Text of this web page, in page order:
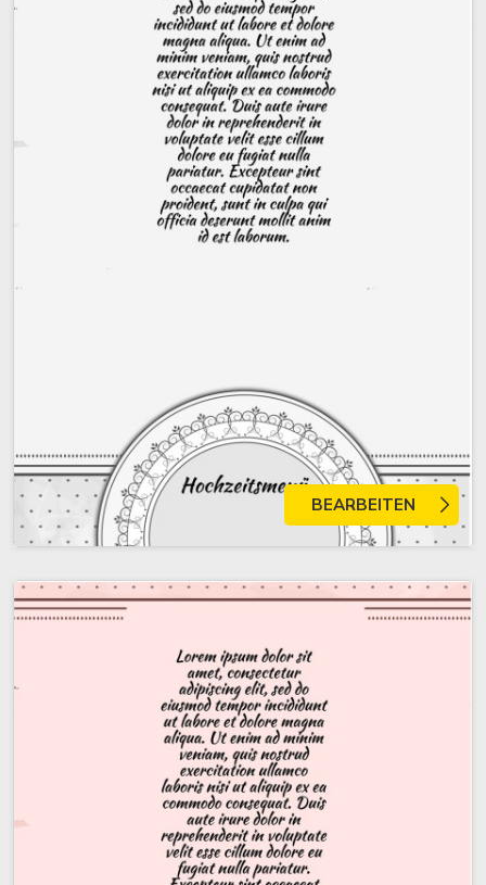
BEARBEITEN